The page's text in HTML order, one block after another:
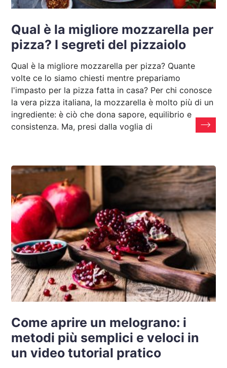
Qual è la migliore mozzarella per
pizza? I segreti del pizzaiolo
Qual è la migliore mozzarella per pizza? Quante
volte ce lo siamo chiesti mentre prepariamo
l'impasto per la pizza fatta in casa? Per chi conosce
la vera pizza italiana, la mozzarella è molto più di un
ingrediente: è ciò che dona sapore, equilibrio e
consistenza. Ma, presi dalla voglia di
Come aprire un melograno: i
metodi più semplici e veloci in
un video tutorial pratico